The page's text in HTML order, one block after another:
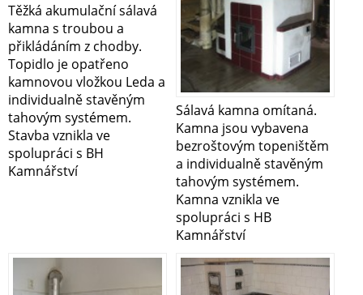
Těžká akumulační sálavá
kamna s troubou a
přikládáním z chodby.
Topidlo je opatřeno
kamnovou vložkou Leda a
individualně stavěným
tahovým systémem.
Stavba vznikla ve
spolupráci s BH
Kamnářství
Sálavá kamna omítaná.
Kamna jsou vybavena
bezroštovým topeništěm
a individualně stavěným
tahovým systémem.
Kamna vznikla ve
spolupráci s HB
Kamnářství